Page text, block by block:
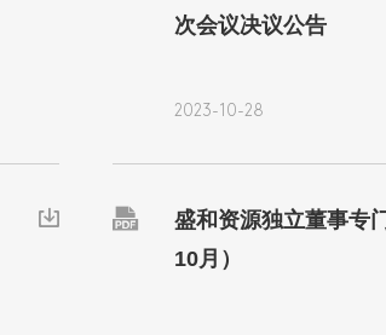
次会议决议公告
2023-10-28
 
盛和资源独立董事专
10月）